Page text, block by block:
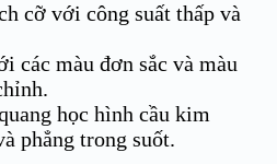
cỡ với công suất thấp và
các màu đơn sắc và màu
học hình cầu kim
phẳng trong suốt.